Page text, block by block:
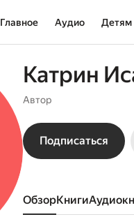
Главное Аудио Детям
Катрин
Автор
Подписаться
Обзор книги